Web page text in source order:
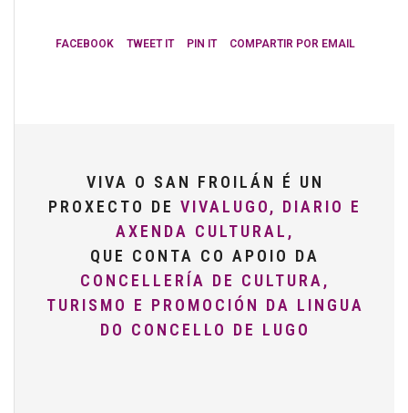
FACEBOOK TWEET IT PIN IT COMPARTIR POR EMAIL
VIVA O SAN FROILÁN É UN
PROXECTO DE VIVALUGO, DIARIO E
AXENDA CULTURAL,
QUE CONTA CO APOIO DA
CONCELLERÍA DE CULTURA,
TURISMO E PROMOCIÓN DA LINGUA
DO CONCELLO DE LUGO